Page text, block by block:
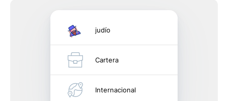
judío
Cartera
Internacional